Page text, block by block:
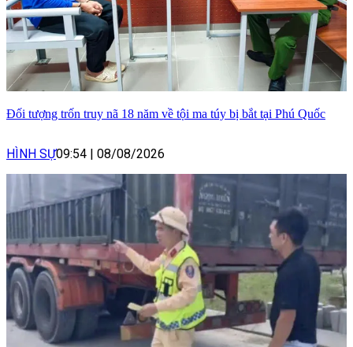
Đối tượng trốn truy nã 18 năm về tội ma túy bị bắt tại Phú Quốc
HÌNH SỰ09:54 08/08/2026